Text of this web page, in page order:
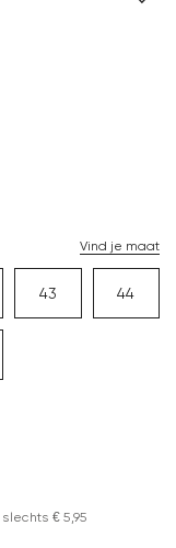
Vind je maat
43 44
€ 5,95